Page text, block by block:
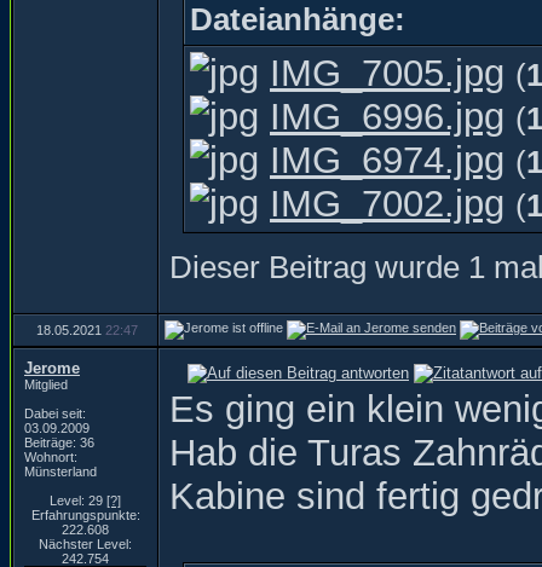
Dateianhänge:
IMG_7005.jpg (
IMG_6996.jpg (
IMG_6974.jpg (
IMG_7002.jpg (
Dieser Beitrag wurde 1
18.05.2021 22:47
Jerome
Mitglied
Dabei seit:
03.09.2009
Beiträge: 36
Wohnort:
Münsterland
Level: 29 [?]
Erfahrungspunkte:
222.608
Nächster Level:
242.754
Es ging ein klein
Hab die Turas
Kabine sind fertig